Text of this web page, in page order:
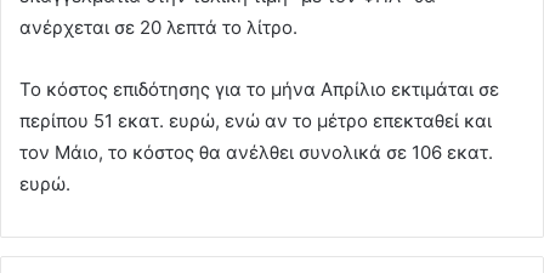
ανέρχεται σε 20 λεπτά το λίτρο.
Το κόστος επιδότησης για το μήνα Απρίλιο εκτιμάται σε
περίπου 51 εκατ. ευρώ, ενώ αν το μέτρο επεκταθεί και
τον Μάιο, το κόστος θα ανέλθει συνολικά σε 106 εκατ.
ευρώ.